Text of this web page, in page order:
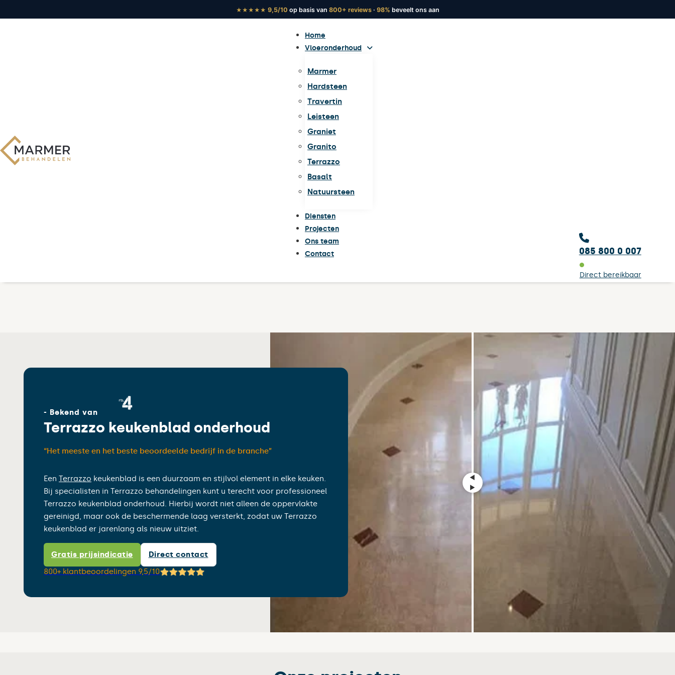
★★★★★ 9,5/10 op basis van 800+ reviews· 98% beveelt ons aan
Home
Vloeronderhoud
Marmer
Hardsteen
Travertin
Leisteen
Graniet
Granito
Terrazzo
Basalt
Natuursteen
Diensten
Projecten
Ons team
Contact
085 800 0 007
Direct bereikbaar
- Bekend van
Terrazzo keukenblad onderhoud
“Het meeste en het beste beoordeelde bedrijf in de branche”
Een Terrazzo keukenblad is een duurzaam en stijlvol element in elke keuken.
Bij specialisten in Terrazzo behandelingen kunt u terecht voor professioneel
Terrazzo keukenblad onderhoud. Hierbij wordt niet alleen de oppervlakte
gereinigd, maar ook de beschermende laag versterkt, zodat uw Terrazzo
keukenblad er jarenlang als nieuw uitziet.
Gratis prijsindicatie
Direct contact
800+ klantbeoordelingen 9,5/10